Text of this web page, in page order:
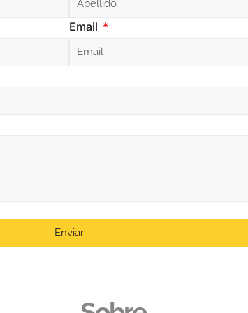
Email
Enviar